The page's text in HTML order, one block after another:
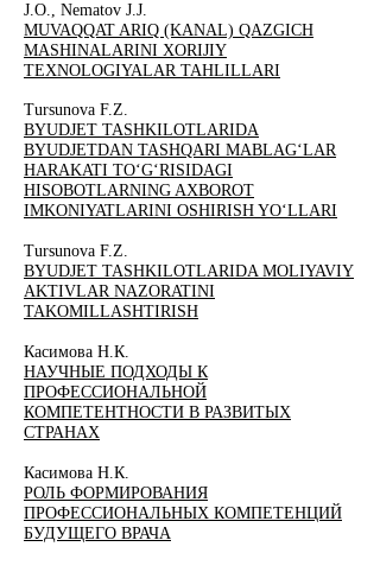
J.O., Nematov J.J.
MUVAQQAT ARIQ (KANAL) QAZGICH
MASHINALARINI XORIJIY
TEXNOLOGIYALAR TAHLILLARI
Tursunova F.Z.
BYUDJET TASHKILOTLARIDA
BYUDJETDAN TASHQARI MABLAG‘LAR
HARAKATI TO‘G‘RISIDAGI
HISOBOTLARNING AXBOROT
IMKONIYATLARINI OSHIRISH YO‘LLARI
Tursunova F.Z.
BYUDJET TASHKILOTLARIDA MOLIYAVIY
AKTIVLAR NAZORATINI
TAKOMILLASHTIRISH
Касимова Н.К.
НАУЧНЫЕ ПОДХОДЫ К
ПРОФЕССИОНАЛЬНОЙ
КОМПЕТЕНТНОСТИ В РАЗВИТЫХ
СТРАНАХ
​Касимова Н.К.
РОЛЬ ФОРМИРОВАНИЯ
ПРОФЕССИОНАЛЬНЫХ КОМПЕТЕНЦИЙ
БУДУЩЕГО ВРАЧА